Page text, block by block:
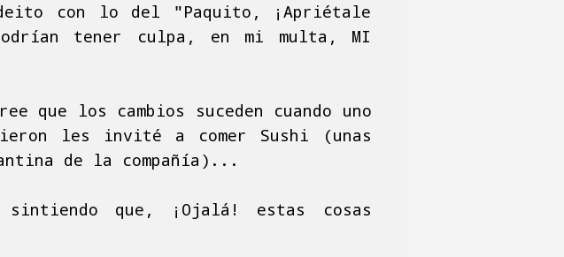
con lo del "Paquito, ¡Apriétale
tener culpa, en mi multa, MI
que los cambios suceden cuando uno
les invité a comer Sushi (unas
de la compañía)...
que, ¡Ojalá! estas cosas